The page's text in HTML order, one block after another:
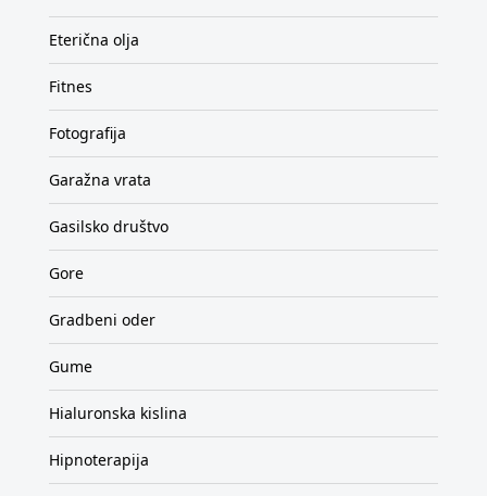
Eterična olja
Fitnes
Fotografija
Garažna vrata
Gasilsko društvo
Gore
Gradbeni oder
Gume
Hialuronska kislina
Hipnoterapija